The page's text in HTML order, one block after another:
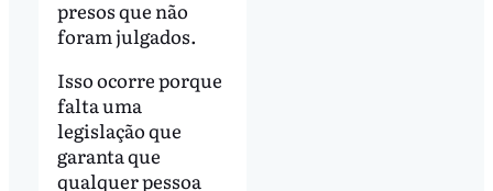
presos que não
foram julgados.
Isso ocorre porque
falta uma
legislação que
garanta que
qualquer pessoa